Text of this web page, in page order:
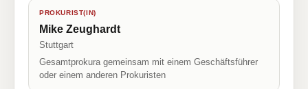
PROKURIST(IN)
Mike Zeughardt
Stuttgart
Gesamtprokura gemeinsam mit einem Geschäftsführer
oder einem anderen Prokuristen